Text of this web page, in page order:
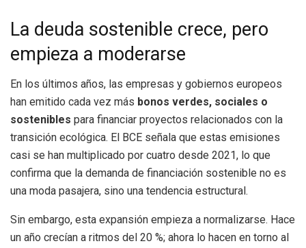
La deuda sostenible crece, pero
empieza a moderarse
En los últimos años, las empresas y gobiernos europeos
han emitido cada vez más bonos verdes, sociales o
sostenibles para financiar proyectos relacionados con la
transición ecológica. El BCE señala que estas emisiones
casi se han multiplicado por cuatro desde 2021, lo que
confirma que la demanda de financiación sostenible no es
una moda pasajera, sino una tendencia estructural.
Sin embargo, esta expansión empieza a normalizarse. Hace
un año crecían a ritmos del 20 %; ahora lo hacen en torno al